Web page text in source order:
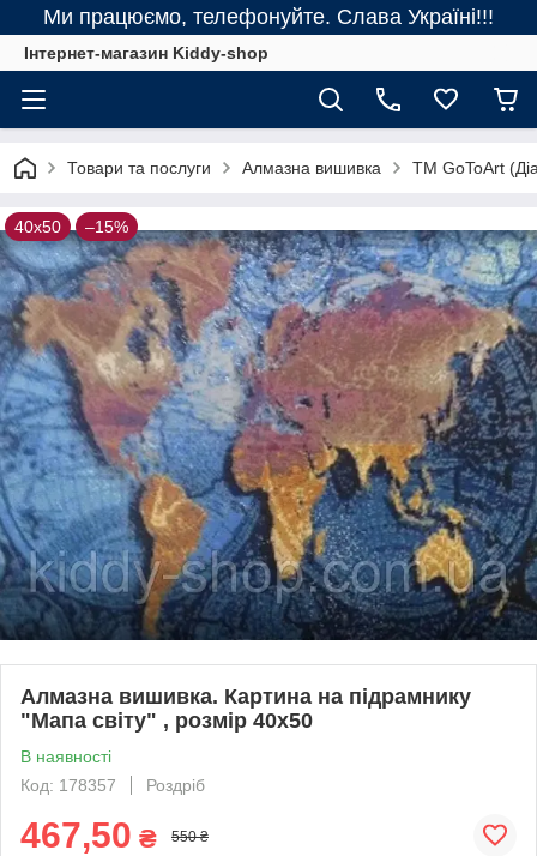
Ми працюємо, телефонуйте. Слава Україні!!!
Інтернет-магазин Kiddy-shop
Товари та послуги Алмазна вишивка ТМ GoToArt
40х50 –15%
Алмазна вишивка. Картина на підрамнику
"Мапа світу" , розмір 40х50
В наявності
Код: 178357
Роздріб
467,50 ₴ 550 ₴